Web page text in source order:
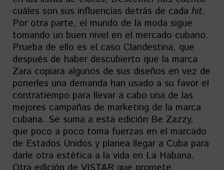
cuáles son sus influencias detrás de cada hit.
Por otra parte, el mundo de la moda sigue
tomando un buen nivel en el mercado cubano.
Prueba de ello es el caso Clandestina, que
después de haber descubierto que la marca
Zara copiara algunos de sus diseños en vez de
ponerles una demanda han usado a su favor el
contratiempo para llevar a cabo una de las
mejores campañas de marketing de la marca
cubana. Se suma a esta edición Be Zazzy,
que poco a poco toma fuerzas en el marcado
de Estados Unidos y planea llegar a Cuba para
darle otra estética a la vida en La Habana.